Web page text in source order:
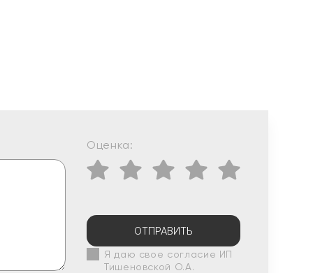
Оценка:
ОТПРАВИТЬ
Я даю свое согласие ИП
Тишеновской О.А.